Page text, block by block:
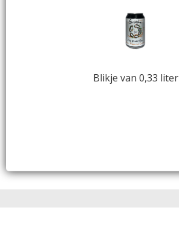
Blikje van 0,33 liter